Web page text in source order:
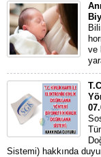
ve
Sistemi) hakkında